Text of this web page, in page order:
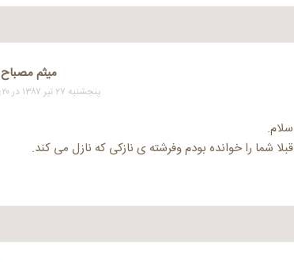
میثم مصباح
پنجشنبه ۲۷ تیر ۱۳۸۷ در ۱:۲۰ قبل از ظهر
سلام.
قبلا شما را خوانده بودم وفرشته ی نازکی که نازل می کند.